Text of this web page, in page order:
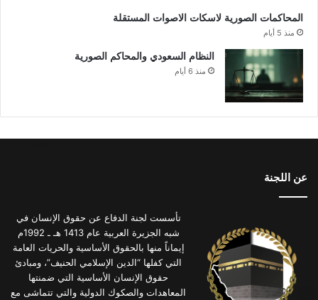
المحاكمات الصورية لاسكات الاصوات المستقلة
منذ 5 أيام
النظام السعودي والمحاكم الصورية
منذ 6 أيام
عن اللجنة
تأسست لجنة الدفاع عن حقوق الإنسان في
شبه الجزيرة العربية عام 1413 هـ ـ 1992م
إيماناً منها بالحقوق الأساسية والحريات العامة
التي كفلها “الدين الإسلامي الحنيف”، ومبادئ
حقوق الإنسان الأساسية التي ضمنتها
المعاهدات والصكوك الدولية والتي تتماشى مع